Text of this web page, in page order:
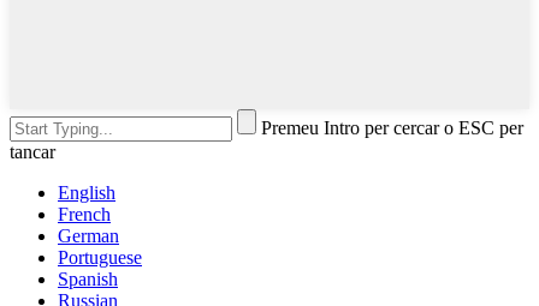
Premeu Intro per cercar o ESC per
tancar
English
French
German
Portuguese
Spanish
Russian